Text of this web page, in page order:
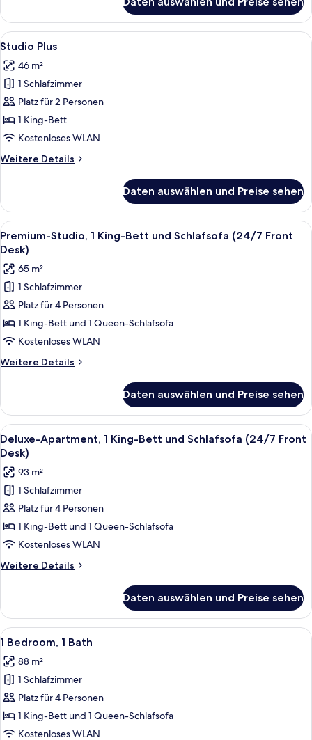
1
Queen-
Bett
Alle
Fotos
für
Studio
Plus
anzeigen
Ein modernes Schlafzimmer mit
6
Studio Plus
46 m²
1 Schlafzimmer
Platz für 2 Personen
1 King-Bett
Kostenloses WLAN
Weitere Details
Weitere
Plus
Daten auswählen und Preise sehen
Alle
Fotos
für
Premium-
Studio,
1 King-
Bett
und
Schlafsofa
(24/7
Desk)
anzeigen
Ein modernes Schlafzimmer mit
6
Premium-Studio, 1 King-Bett und Schlafsofa (24/7 Front
Desk)
65 m²
1 Schlafzimmer
Platz für 4 Personen
1 King-Bett und 1 Queen-Schlafsofa
Kostenloses WLAN
Weitere Details
Weitere
Studio,
1 King-
Bett
und
Schlafsofa
(24/7
Front
Desk)
Daten auswählen und Preise sehen
Alle
Fotos
für
Deluxe-
Apartment,
1 King-
Bett
und
Schlafsofa
(24/7
Desk)
anzeigen
Ein modernes Schlafzimmer mit
8
Deluxe-Apartment, 1 King-Bett und Schlafsofa (24/7 Front
Desk)
93 m²
1 Schlafzimmer
Platz für 4 Personen
1 King-Bett und 1 Queen-Schlafsofa
Kostenloses WLAN
Weitere Details
Weitere
Apartment,
1 King-
Bett
Schlafsofa
(24/7
Desk)
Daten auswählen und Preise sehen
Alle
Fotos
für
Bedroom,
1
Bath
Ein modernes Schlafzimmer mit
9
1 Bedroom, 1 Bath
88 m²
1 Schlafzimmer
Platz für 4 Personen
1 King-Bett und 1 Queen-Schlafsofa
Kostenloses WLAN